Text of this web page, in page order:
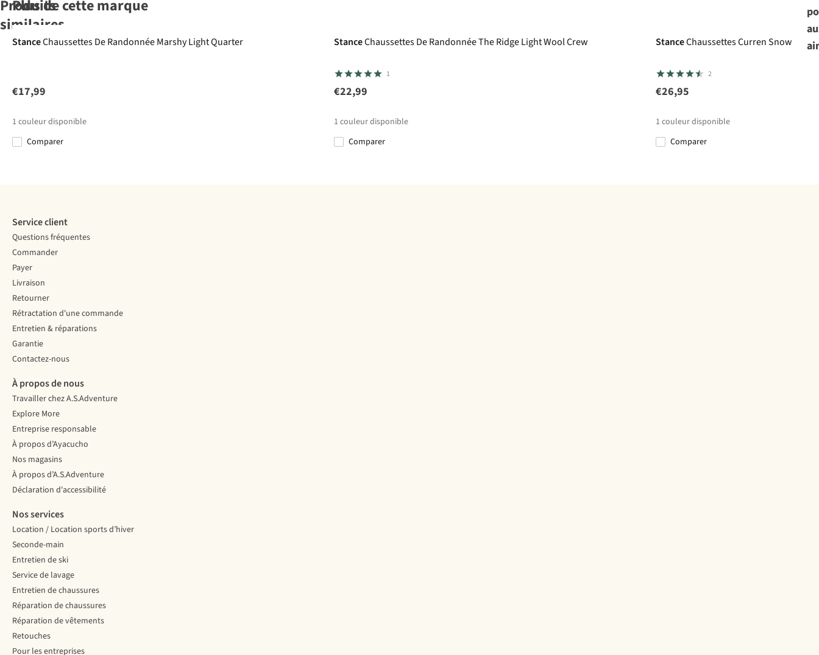
Produits
similaires
Randonnée
Cool W
Hike Merino
Ultra Light T2
Randonnée
Cool W
Plus de cette marque
StanceChaussettes De Randonnée Marshy Light Quarter
€17,99
1 couleur disponible
Comparer
StanceChaussettes De Randonnée The Ridge Light Wool Crew
1
€22,99
1 couleur disponible
Comparer
StanceChaussettes Curren Snow
2
€26,95
1 couleur disponible
Comparer
Service client
Questions fréquentes
Commander
Payer
Livraison
Retourner
Rétractation d'une commande
Entretien & réparations
Garantie
Contactez-nous
À propos de nous
Travailler chez A.S.Adventure
Explore More
Entreprise responsable
À propos d’Ayacucho
Nos magasins
À propos d’A.S.Adventure
Déclaration d'accessibilité
Nos services
Location / Location sports d’hiver
Seconde-main
Entretien de ski
Service de lavage
Entretien de chaussures
Réparation de chaussures
Réparation de vêtements
Retouches
Pour les entreprises